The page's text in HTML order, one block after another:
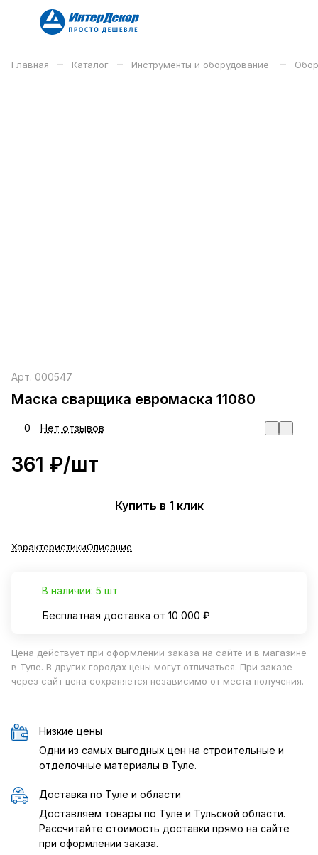
Главная – Каталог – Инструменты и оборудование –
Арт. 000547
Маска сварщика евромаска 11080
0 Нет отзывов
361 ₽/шт
Купить в 1 клик
ХарактеристикиОписание
В наличии: 5 шт
Бесплатная доставка от 10 000 ₽
Цена действует при оформлении заказа на сайте и в магазине
в Туле. В других городах цены могут отличаться. При заказе
через сайт цена сохраняется независимо от места получения.
Низкие цены
Одни из самых выгодных цен на строительные и
отделочные материалы в Туле.
Доставка по Туле и области
Доставляем товары по Туле и Тульской области.
Рассчитайте стоимость доставки прямо на сайте
при оформлении заказа.